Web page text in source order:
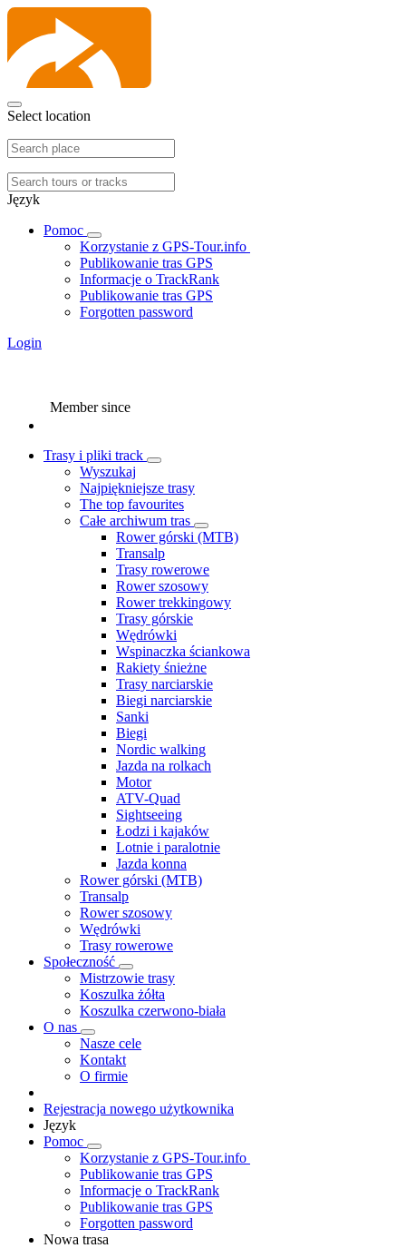
Select location
Język
Pomoc
Korzystanie z GPS-Tour.info
Publikowanie tras GPS
Informacje o TrackRank
Publikowanie tras GPS
Forgotten password
Login
Member since
Trasy i pliki track
Wyszukaj
Najpiękniejsze trasy
The top favourites
Całe archiwum tras
Rower górski (MTB)
Transalp
Trasy rowerowe
Rower szosowy
Rower trekkingowy
Trasy górskie
Wędrówki
Wspinaczka ściankowa
Rakiety śnieżne
Trasy narciarskie
Biegi narciarskie
Sanki
Biegi
Nordic walking
Jazda na rolkach
Motor
ATV-Quad
Sightseeing
Łodzi i kajaków
Lotnie i paralotnie
Jazda konna
Rower górski (MTB)
Transalp
Rower szosowy
Wędrówki
Trasy rowerowe
Społeczność
Mistrzowie trasy
Koszulka żółta
Koszulka czerwono-biała
O nas
Nasze cele
Kontakt
O firmie
Rejestracja nowego użytkownika
Język
Pomoc
Korzystanie z GPS-Tour.info
Publikowanie tras GPS
Informacje o TrackRank
Publikowanie tras GPS
Forgotten password
Nowa trasa